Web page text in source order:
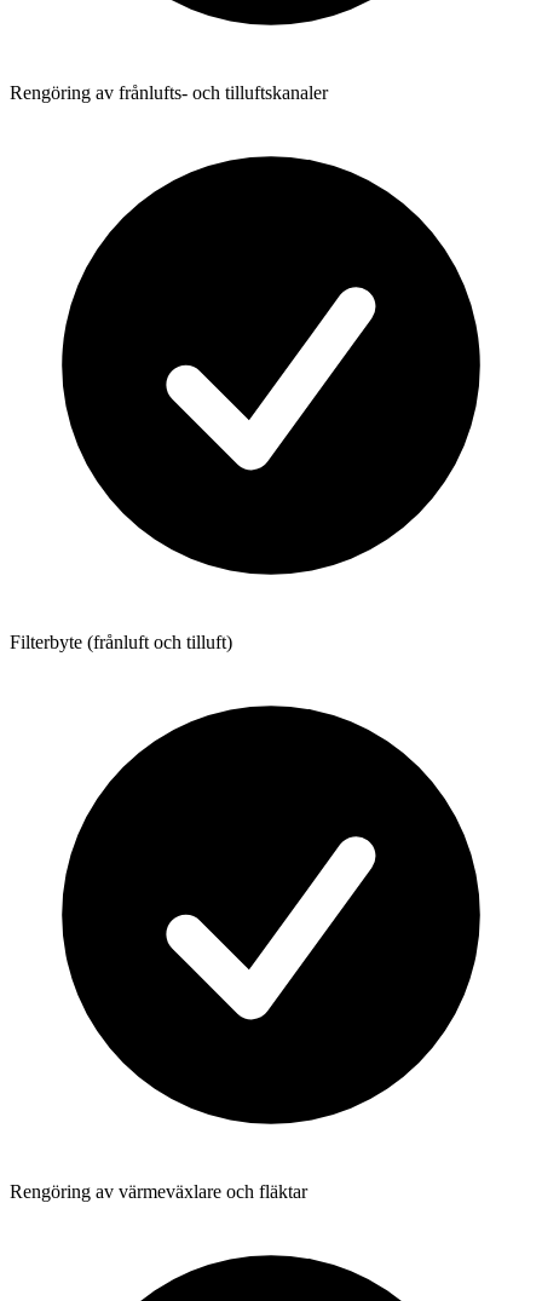
Rengöring av frånlufts- och tilluftskanaler
Filterbyte (frånluft och tilluft)
Rengöring av värmeväxlare och fläktar